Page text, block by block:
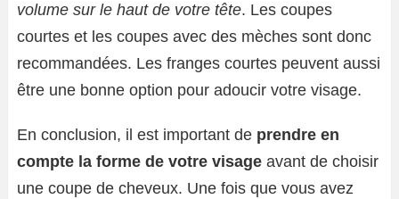
volume sur le haut de votre tête. Les coupes
courtes et les coupes avec des mèches sont donc
recommandées. Les franges courtes peuvent aussi
être une bonne option pour adoucir votre visage.
En conclusion, il est important de prendre en
compte la forme de votre visage avant de choisir
une coupe de cheveux. Une fois que vous avez